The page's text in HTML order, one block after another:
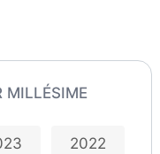
MILLÉSIME
2022